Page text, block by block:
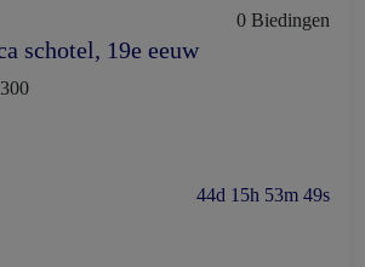
0 Biedingen
schotel, 19e eeuw
44d 15h 53m 48s